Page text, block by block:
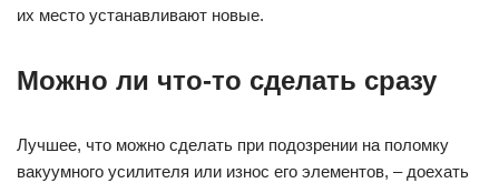
их место устанавливают новые.
Можно ли что-то сделать сразу
Лучшее, что можно сделать при подозрении на поломку
вакуумного усилителя или износ его элементов, – доехать